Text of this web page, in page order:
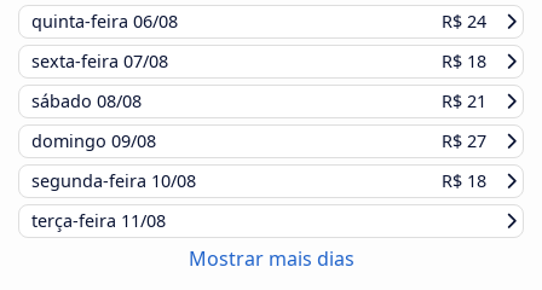
quinta-feira 06/08
R$ 24
sexta-feira 07/08
R$ 18
sábado 08/08
R$ 21
domingo 09/08
R$ 27
segunda-feira 10/08
R$ 18
terça-feira 11/08
Mostrar mais dias